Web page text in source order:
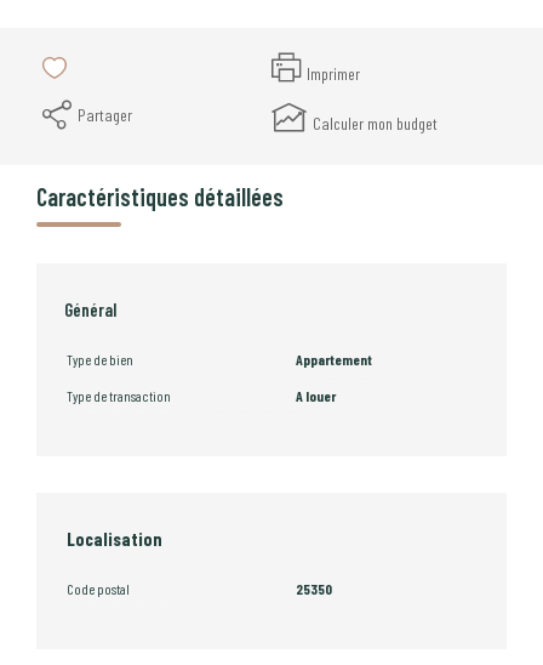
Imprimer
Partager
Calculer mon budget
Caractéristiques détaillées
Général
Type de bien Appartement
Type de transaction A louer
Localisation
Code postal 25350